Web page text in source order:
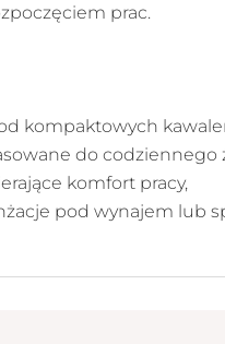
prac.
kompaktowych
do codziennego
komfort pracy,
pod wynajem lub